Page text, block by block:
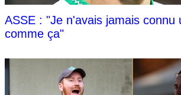
ASSE : "Je n'avais jamais connu
comme ça"